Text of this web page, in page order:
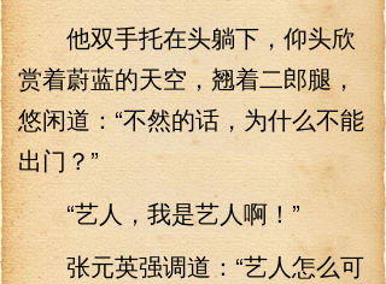
他双手托在头躺下，仰头欣
赏着蔚蓝的天空，翘着二郎腿，
悠闲道：“不然的话，为什么不能
出门？”
“艺人，我是艺人啊！”
张元英强调道：“艺人怎么可